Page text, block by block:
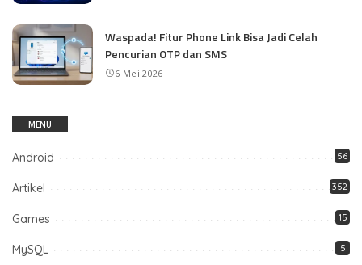
Waspada! Fitur Phone Link Bisa Jadi Celah
Pencurian OTP dan SMS
6 Mei 2026
MENU
Android 56
Artikel 352
Games 15
MySQL 5